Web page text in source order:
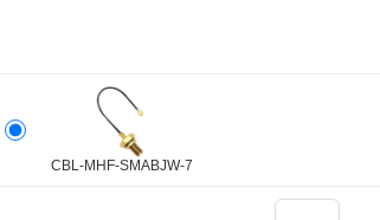
CBL-MHF-SMABJW-7